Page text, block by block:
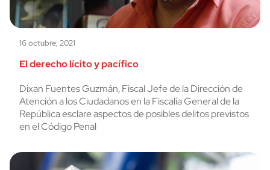
16 octubre, 2021
El derecho lícito y pacífico
Dixan Fuentes Guzmán, Fiscal Jefe de la Dirección de
Atención a los Ciudadanos en la Fiscalía General de la
República esclare aspectos de posibles delitos previstos
en el Código Penal